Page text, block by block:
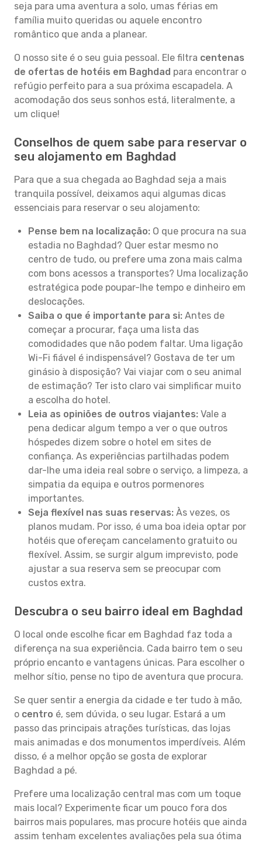
seja para uma aventura a solo, umas férias em
família muito queridas ou aquele encontro
romântico que anda a planear.
O nosso site é o seu guia pessoal. Ele filtra centenas
de ofertas de hotéis em Baghdad para encontrar o
refúgio perfeito para a sua próxima escapadela. A
acomodação dos seus sonhos está, literalmente, a
um clique!
Conselhos de quem sabe para reservar o
seu alojamento em Baghdad
Para que a sua chegada ao Baghdad seja a mais
tranquila possível, deixamos aqui algumas dicas
essenciais para reservar o seu alojamento:
Pense bem na localização: O que procura na sua
estadia no Baghdad? Quer estar mesmo no
centro de tudo, ou prefere uma zona mais calma
com bons acessos a transportes? Uma localização
estratégica pode poupar-lhe tempo e dinheiro em
deslocações.
Saiba o que é importante para si: Antes de
começar a procurar, faça uma lista das
comodidades que não podem faltar. Uma ligação
Wi-Fi fiável é indispensável? Gostava de ter um
ginásio à disposição? Vai viajar com o seu animal
de estimação? Ter isto claro vai simplificar muito
a escolha do hotel.
Leia as opiniões de outros viajantes: Vale a
pena dedicar algum tempo a ver o que outros
hóspedes dizem sobre o hotel em sites de
confiança. As experiências partilhadas podem
dar-lhe uma ideia real sobre o serviço, a limpeza, a
simpatia da equipa e outros pormenores
importantes.
Seja flexível nas suas reservas: Às vezes, os
planos mudam. Por isso, é uma boa ideia optar por
hotéis que ofereçam cancelamento gratuito ou
flexível. Assim, se surgir algum imprevisto, pode
ajustar a sua reserva sem se preocupar com
custos extra.
Descubra o seu bairro ideal em Baghdad
O local onde escolhe ficar em Baghdad faz toda a
diferença na sua experiência. Cada bairro tem o seu
próprio encanto e vantagens únicas. Para escolher o
melhor sítio, pense no tipo de aventura que procura.
Se quer sentir a energia da cidade e ter tudo à mão,
o centro é, sem dúvida, o seu lugar. Estará a um
passo das principais atrações turísticas, das lojas
mais animadas e dos monumentos imperdíveis. Além
disso, é a melhor opção se gosta de explorar
Baghdad a pé.
Prefere uma localização central mas com um toque
mais local? Experimente ficar um pouco fora dos
bairros mais populares, mas procure hotéis que ainda
assim tenham excelentes avaliações pela sua ótima